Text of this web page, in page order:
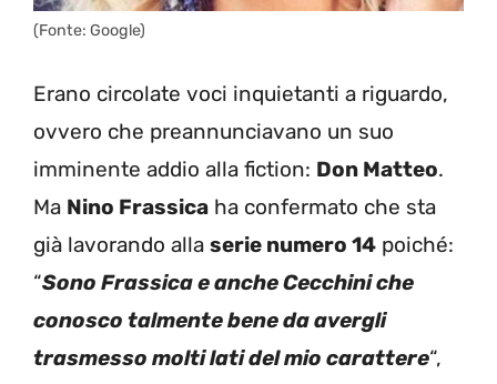
(Fonte: Google)
Erano circolate voci inquietanti a riguardo,
ovvero che preannunciavano un suo
imminente addio alla fiction: Don Matteo.
Ma Nino Frassica ha confermato che sta
già lavorando alla serie numero 14 poiché:
“Sono Frassica e anche Cecchini che
conosco talmente bene da avergli
trasmesso molti lati del mio carattere“,